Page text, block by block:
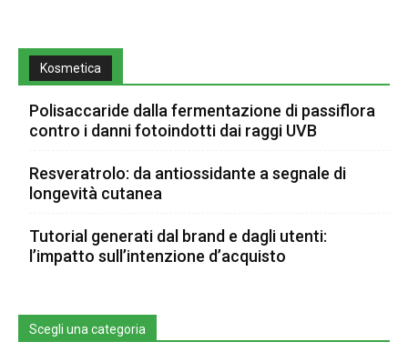
Kosmetica
Polisaccaride dalla fermentazione di passiflora
contro i danni fotoindotti dai raggi UVB
Resveratrolo: da antiossidante a segnale di
longevità cutanea
Tutorial generati dal brand e dagli utenti:
l’impatto sull’intenzione d’acquisto
Scegli una categoria